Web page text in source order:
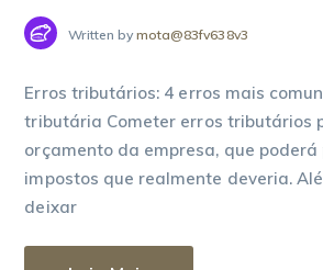
Written bymota@83fv638v3
Erros tributários: 4 erros mais
tributária Cometer erros tributários
orçamento da empresa, que
impostos que realmente deveria.
deixar